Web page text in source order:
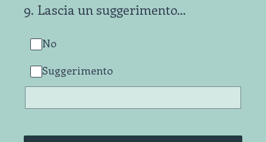
9. Lascia un suggerimento...
No
Suggerimento